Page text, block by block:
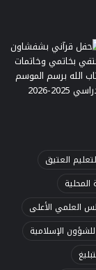
العتيق
المحلية
العلمي الأعلى
للشؤون الإسلامية